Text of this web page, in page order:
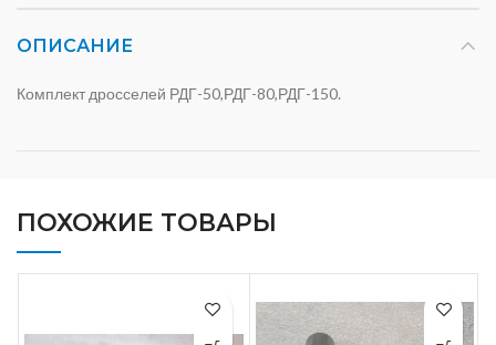
ОПИСАНИЕ
Комплект дросселей РДГ-50,РДГ-80,РДГ-150.
ПОХОЖИЕ ТОВАРЫ